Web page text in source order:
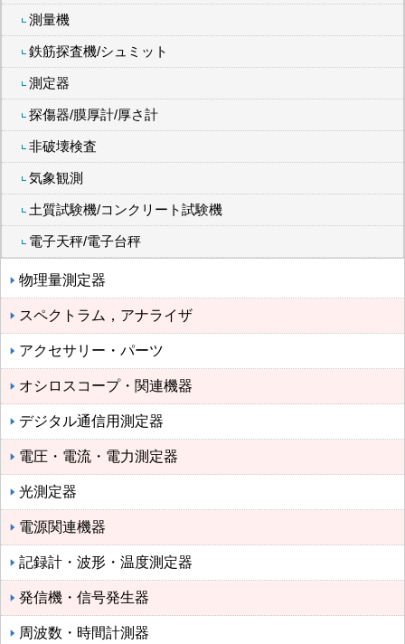
測量機
鉄筋探査機/シュミット
測定器
探傷器/膜厚計/厚さ計
非破壊検査
気象観測
土質試験機/コンクリート試験機
電子天秤/電子台秤
物理量測定器
スペクトラム，アナライザ
アクセサリー・パーツ
オシロスコープ・関連機器
デジタル通信用測定器
電圧・電流・電力測定器
光測定器
電源関連機器
記録計・波形・温度測定器
発信機・信号発生器
周波数・時間計測器